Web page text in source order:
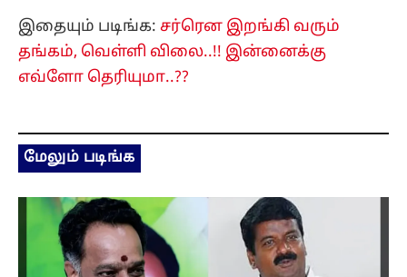
இதையும் படிங்க: சர்ரென இறங்கி வரும்
தங்கம், வெள்ளி விலை..!! இன்னைக்கு
எவ்ளோ தெரியுமா..??
மேலும் படிங்க